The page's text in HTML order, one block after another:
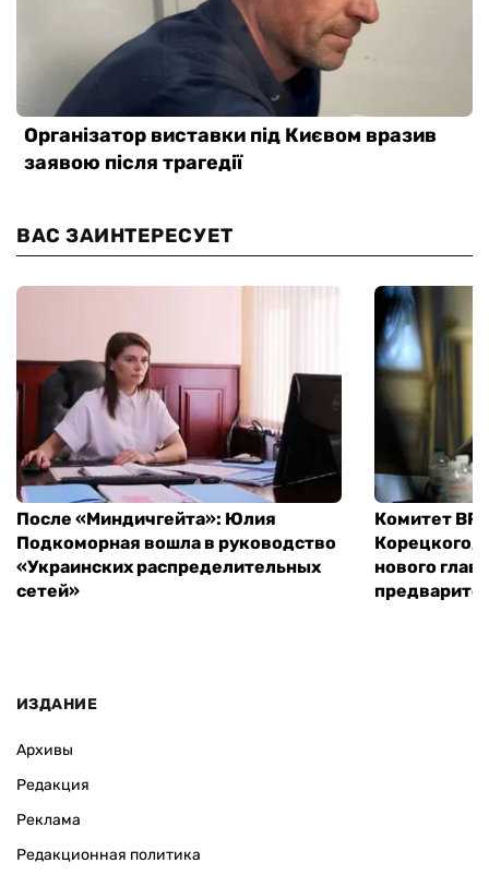
ВАС ЗАИНТЕРЕСУЕТ
После «Миндичгейта»: Юлия
Подкоморная вошла в руководство
«Украинских распределительных
сетей»
Комитет ВР
Корецкого,
нового
ИЗДАНИЕ
Архивы
Редакция
Реклама
Редакционная политика